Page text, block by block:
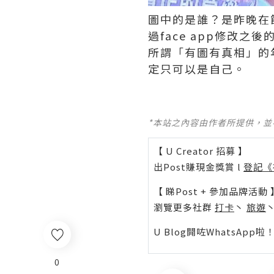
0
圖中的是誰？是昨晚
過face app修改之後
所謂「有圖有真相」
定只可以是自己。
*本站之內容由作者所提供，
【 U Creator 招募 】
出Post賺現金獎賞 l 登記
【 睇Post + 參加品牌活動
瀏覽更多社群 打卡 丶 旅遊
U Blog開咗WhatsApp啦